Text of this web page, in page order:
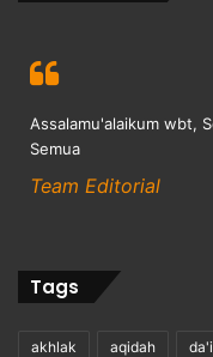
Assalamu'alaikum wbt,
Semua
Team Editorial
Tags
akhlak aqidah da'i